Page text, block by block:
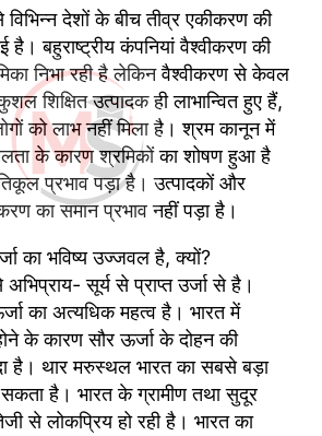
विभिन्न देशों के बीच तीव्र एकीकरण की
बहुराष्ट्रीय कंपनियां वैश्वीकरण की
निभा रही है लेकिन वैश्वीकरण से केवल
शिक्षित उत्पादक ही लाभान्वित हुए हैं,
को लाभ नहीं मिला है। श्रम कानून में
के कारण श्रमिकों का शोषण हुआ है
प्रभाव पड़ा है। उत्पादकों और
का समान प्रभाव नहीं पड़ा है।
का भविष्य उज्जवल है, क्यों?
अभिप्राय- सूर्य से प्राप्त उर्जा से है।
का अत्यधिक महत्व है। भारत में
के कारण सौर ऊर्जा के दोहन की
है। थार मरुस्थल भारत का सबसे बड़ा
है। भारत के ग्रामीण तथा सुदूर
से लोकप्रिय हो रही है। भारत का